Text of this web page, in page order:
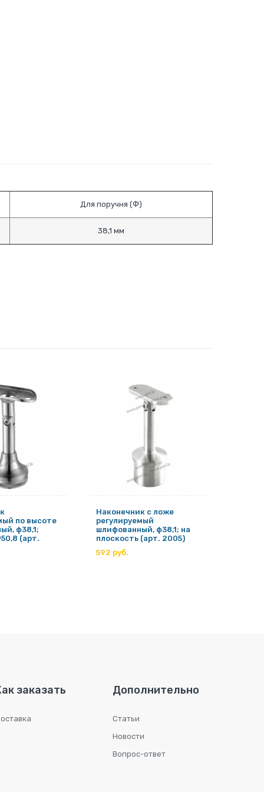
Для поручня (Ф)
38,1 мм
по высоте
ф38,1;
(арт.
Наконечник с ложе
регулируемый
шлифованный, ф38,1; на
плоскость (арт. 2005)
592 руб.
заказать Дополнительно
Статьи
Новости
Вопрос-ответ